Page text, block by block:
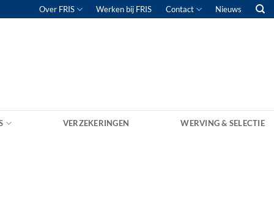
Over FRIS Werken bij FRIS Contact Nieuws
VERZEKERINGEN WERVING & SELECTIE